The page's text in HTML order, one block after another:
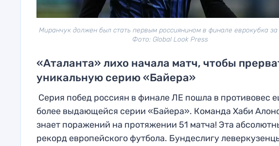
Миранчук должен был стать первым россиянином в финале еврокубка за
Фото: Global Look Press
«Аталанта» лихо начала матч, чтобы
уникальную серию «Байера»
Серия побед россиян в финале ЛЕ пошла в противовес
более выдающейся серии «Байера». Команда Хаби
знает поражений на протяжении 51 матча! Эта
рекорд европейского футбола. Бундеслигу